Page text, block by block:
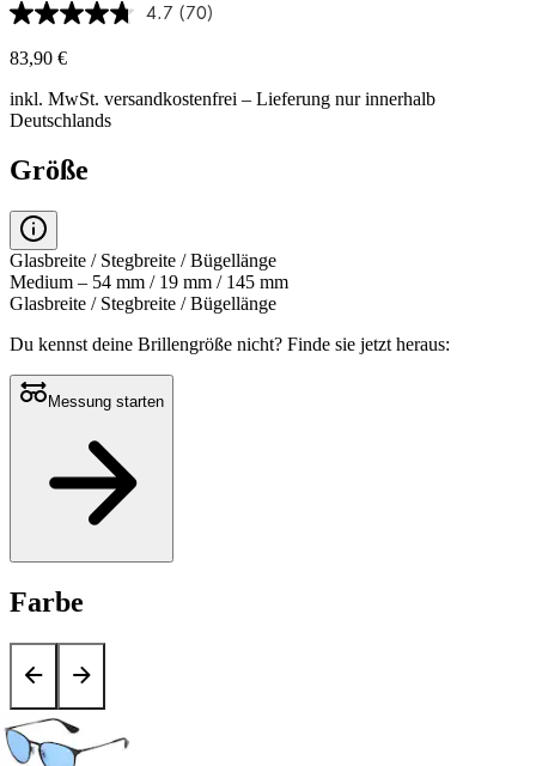
4.7 (70)
83,90 €
inkl. MwSt. versandkostenfrei – Lieferung nur innerhalb
Deutschlands
Größe
Glasbreite / Stegbreite / Bügellänge
Medium – 54 mm / 19 mm / 145 mm
Glasbreite / Stegbreite / Bügellänge
Du kennst deine Brillengröße nicht? Finde sie jetzt heraus:
Messung starten
Farbe